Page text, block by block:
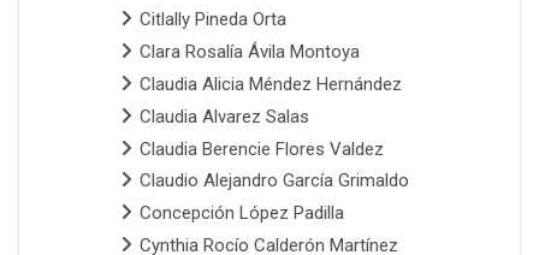
Citlally Pineda Orta
Clara Rosalía Ávila Montoya
Claudia Alicia Méndez Hernández
Claudia Alvarez Salas
Claudia Berencie Flores Valdez
Claudio Alejandro García Grimaldo
Concepción López Padilla
Cynthia Rocío Calderón Martínez